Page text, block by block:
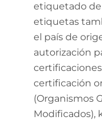
etiquetado de
etiquetas
el país de
autorización
certificación
(Organismos
Modificados),